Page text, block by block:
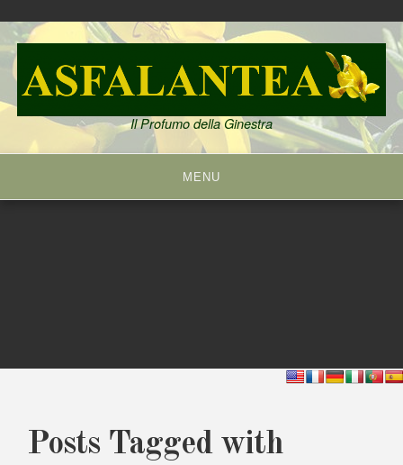
Skip
to
content
Il Profumo della Ginestra
MENU
Posts Tagged with